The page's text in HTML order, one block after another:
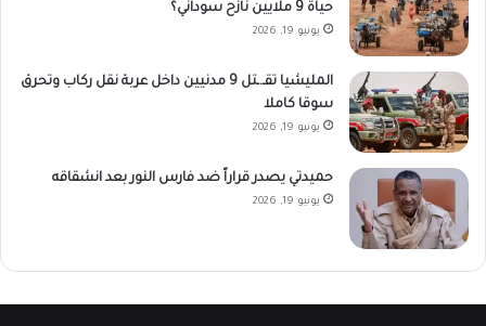
حياة 9 ملايين نازح سوداني؟
يونيو 19, 2026
المليشيا تقـ.ـتل 9 مدنيين داخل عربة نقل ركاب وتحرق
سوقا كاملا
يونيو 19, 2026
حميدتي يصدر قراراً ضد فارس النور بعد انشقاقه
يونيو 19, 2026